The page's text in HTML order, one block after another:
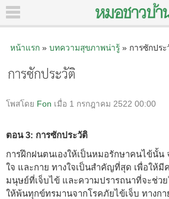
หน้าแรก» บทความสุขภาพน่ารู้» การซักประ
การซักประวัติ
โพสโดย Fon เมื่อ 1 กรกฎาคม 2522 00:00
ตอน 3: การซักประวัติ
การฝึกฝนตนเองให้เป็นหมอรักษาคนไข้นั้น
ใจ และกาย ทางใจเป็นสำคัญที่สุด เพื่อให้มี
มนุษย์ที่เจ็บไข้ และความปรารถนาที่จะช่ว
ให้พ้นทุกข์ทรมานจากโรคภัยไข้เจ็บ ทางก